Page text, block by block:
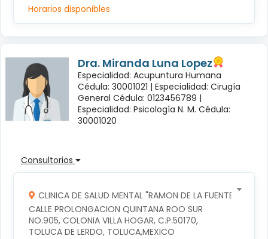
Horarios disponibles
Dra. Miranda Luna Lopez
Especialidad: Acupuntura Humana
Cédula: 30001021 | Especialidad: Cirugía
General Cédula: 0123456789 |
Especialidad: Psicología N. M. Cédula:
30001020
Consultorios
CLINICA DE SALUD MENTAL "RAMON DE LA FUENTE"
CALLE PROLONGACION QUINTANA ROO SUR
NO.905, COLONIA VILLA HOGAR, C.P.50170,
TOLUCA DE LERDO, TOLUCA,MEXICO